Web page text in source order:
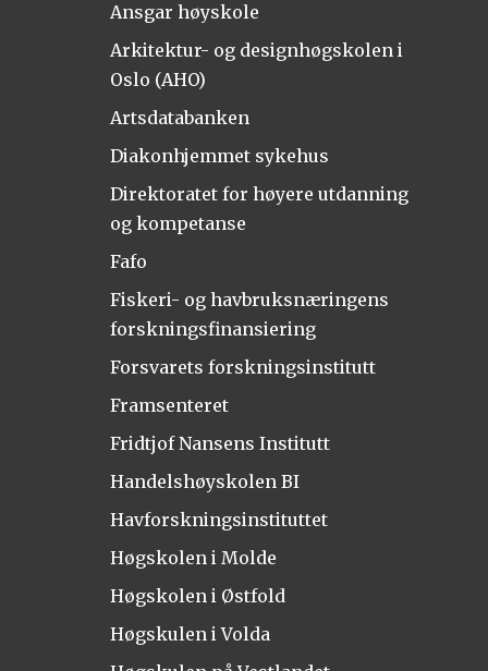
Ansgar høyskole
Arkitektur- og designhøgskolen i
Oslo (AHO)
Artsdatabanken
Diakonhjemmet sykehus
Direktoratet for høyere utdanning
og kompetanse
Fafo
Fiskeri- og havbruksnæringens
forskningsfinansiering
Forsvarets forskningsinstitutt
Framsenteret
Fridtjof Nansens Institutt
Handelshøyskolen BI
Havforskningsinstituttet
Høgskolen i Molde
Høgskolen i Østfold
Høgskulen i Volda